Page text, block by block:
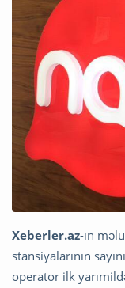
Xeberler.az-ın
stansiyalarının
operator ilk